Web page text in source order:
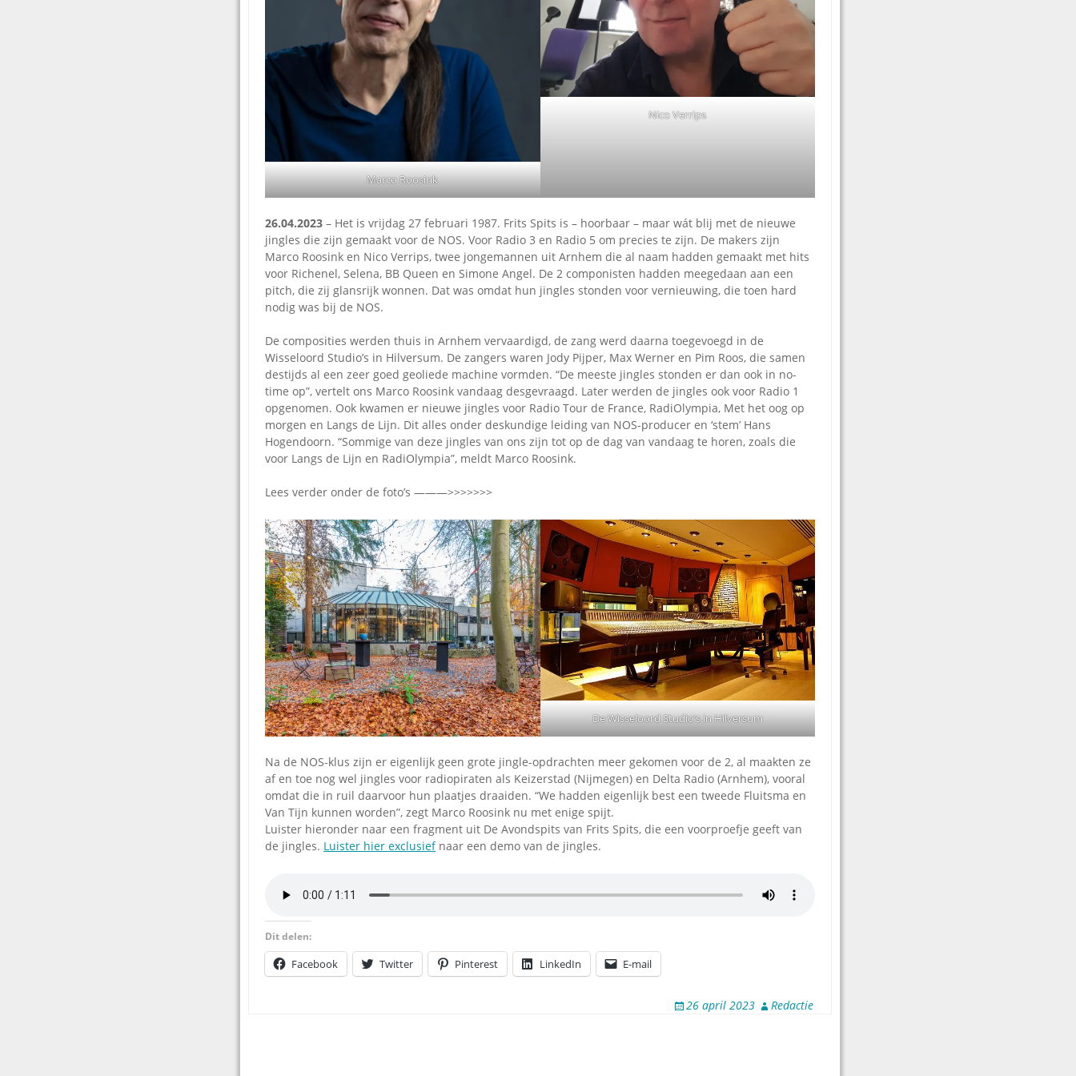
Omroepbanden
Stoomfluit Klaas
Uitvinding
jinglecassette
Marco Roosink
Nico Verrips
26.04.2023 – Het is vrijdag 27 februari 1987. Frits Spits is – hoorbaar – maar wát blij met de nieuwe
jingles die zijn gemaakt voor de NOS. Voor Radio 3 en Radio 5 om precies te zijn. De makers zijn
Marco Roosink en Nico Verrips, twee jongemannen uit Arnhem die al naam hadden gemaakt met hits
voor Richenel, Selena, BB Queen en Simone Angel. De 2 componisten hadden meegedaan aan een
pitch, die zij glansrijk wonnen. Dat was omdat hun jingles stonden voor vernieuwing, die toen hard
nodig was bij de NOS.
De composities werden thuis in Arnhem vervaardigd, de zang werd daarna toegevoegd in de
Wisseloord Studio’s in Hilversum. De zangers waren Jody Pijper, Max Werner en Pim Roos, die samen
destijds al een zeer goed geoliede machine vormden. “De meeste jingles stonden er dan ook in no-
time op”, vertelt ons Marco Roosink vandaag desgevraagd. Later werden de jingles ook voor Radio 1
opgenomen. Ook kwamen er nieuwe jingles voor Radio Tour de France, RadiOlympia, Met het oog op
morgen en Langs de Lijn. Dit alles onder deskundige leiding van NOS-producer en ‘stem’ Hans
Hogendoorn. “Sommige van deze jingles van ons zijn tot op de dag van vandaag te horen, zoals die
voor Langs de Lijn en RadiOlympia”, meldt Marco Roosink.
Lees verder onder de foto’s ———>>>>>>>
De Wisseloord Studio’s in Hilversum
Na de NOS-klus zijn er eigenlijk geen grote jingle-opdrachten meer gekomen voor de 2, al maakten ze
af en toe nog wel jingles voor radiopiraten als Keizerstad (Nijmegen) en Delta Radio (Arnhem), vooral
omdat die in ruil daarvoor hun plaatjes draaiden. “We hadden eigenlijk best een tweede Fluitsma en
Van Tijn kunnen worden”, zegt Marco Roosink nu met enige spijt.
Luister hieronder naar een fragment uit De Avondspits van Frits Spits, die een voorproefje geeft van
de jingles. Luister hier exclusiefnaar een demo van de jingles.
Dit delen:
Facebook Twitter Pinterest LinkedIn E-mail
26 april 2023 Redactie